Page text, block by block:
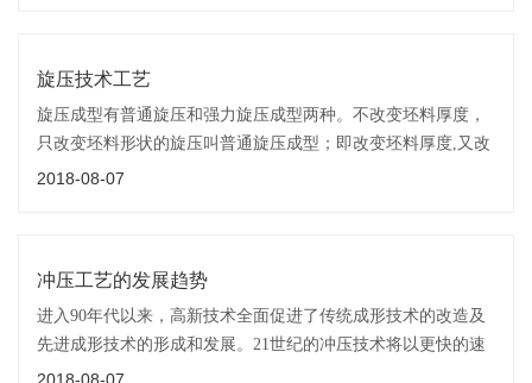
旋压技术工艺
旋压成型有普通旋压和强力旋压成型两种。不改变坯料厚度，
只改变坯料形状的旋压叫普通旋压成型；即改变坯料厚度,又改
变坯料形状的旋压叫强力旋压成型。强力旋压成型所需要的旋
2018-08-07
冲压工艺的发展趋势
进入90年代以来，高新技术全面促进了传统成形技术的改造及
先进成形技术的形成和发展。21世纪的冲压技术将以更快的速
度持续发展，发展的方向将更加突出“精、省、净”的需求。(2)